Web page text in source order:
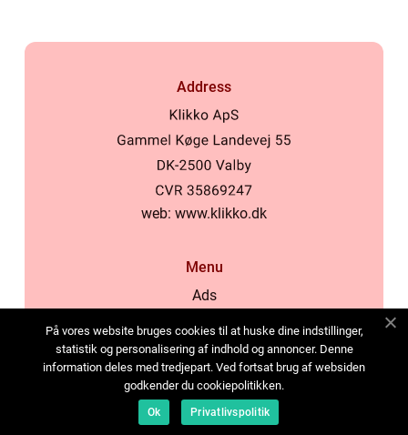
Address
web: www.klikko.dk
Menu
Ads
Cookies
Contact
Sitemap
På vores website bruges cookies til at huske dine indstillinger,
statistik og personalisering af indhold og annoncer. Denne
information deles med tredjepart. Ved fortsat brug af websiden
godkender du cookiepolitikken.
Ok Privatlivspolitik